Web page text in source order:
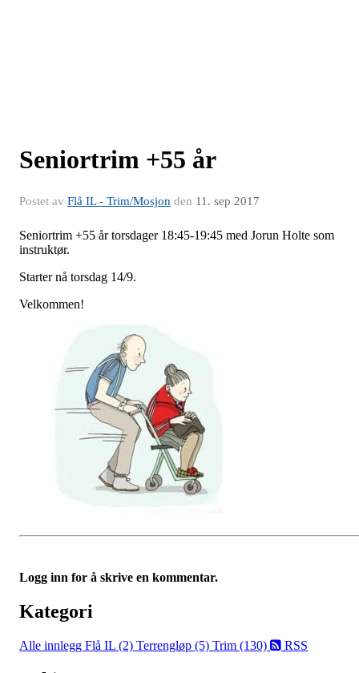
Seniortrim +55 år
Postet av Flå IL - Trim/Mosjon den 11. sep 2017
Seniortrim +55 år torsdager 18:45-19:45 med Jorun Holte som
instruktør.
Starter nå torsdag 14/9.
Velkommen!
Logg inn for å skrive en kommentar.
Kategori
Alle innlegg Flå IL (2) Terrengløp (5) Trim (130) RSS